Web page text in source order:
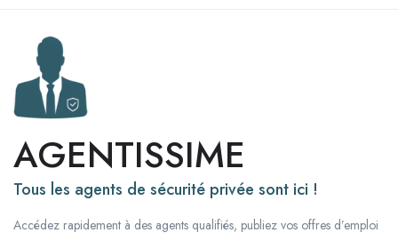
AGENTISSIME
Tous les agents de sécurité privée sont ici !
Accédez rapidement à des agents qualifiés, publiez vos offres d’emploi